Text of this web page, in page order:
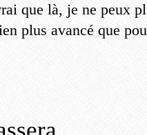
que là, je ne peux
plus avancé que